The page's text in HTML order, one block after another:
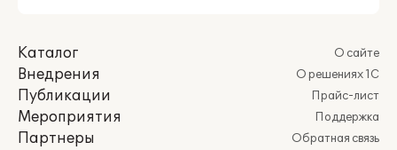
Каталог
Внедрения
Публикации
Мероприятия
Партнеры
О сайте
О решениях 1С
Прайс-лист
Поддержка
Обратная связь